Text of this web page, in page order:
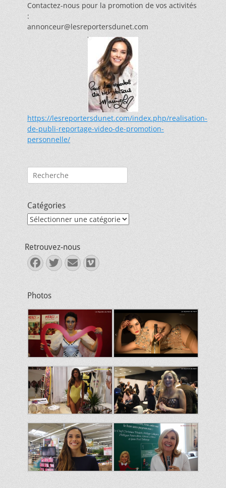
Contactez-nous pour la promotion de vos activités
:
annonceur@lesreportersdunet.com
https://lesreportersdunet.com/index.php/realisation-
de-publi-reportage-video-de-promotion-
personnelle/
Rechercher :
Catégories
Catégories
Retrouvez-nous
Facebook
Twitter
E-
mail
Vimeo
Photos